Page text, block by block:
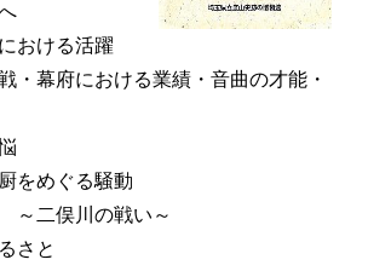
おける活躍
府における業績・音曲の才能・
ぐる騒動
二俣川の戦い～
さと